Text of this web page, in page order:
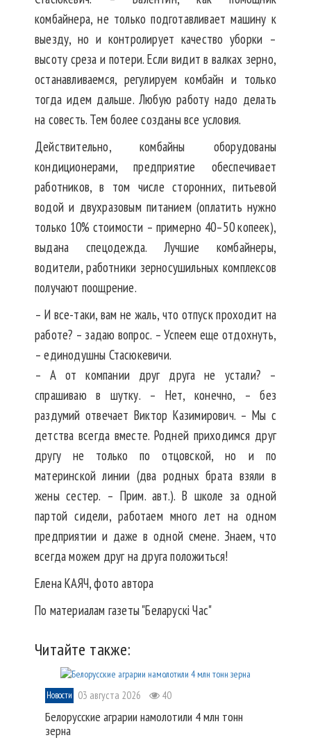
комбайнера, не только подготавливает машину к
выезду, но и контролирует качество уборки –
высоту среза и потери. Если видит в валках зерно,
останавливаемся, регулируем комбайн и только
тогда идем дальше. Любую работу надо делать
на совесть. Тем более созданы все условия.
Действительно, комбайны оборудованы
кондиционерами, предприятие обеспечивает
работников, в том числе сторонних, питьевой
водой и двухразовым питанием (оплатить нужно
только 10% стоимости – примерно 40–50 копеек),
выдана спецодежда. Лучшие комбайнеры,
водители, работники зерносушильных комплексов
получают поощрение.
– И все-таки, вам не жаль, что отпуск проходит на
работе? – задаю вопрос. – Успеем еще отдохнуть,
– единодушны Стасюкевичи.
– А от компании друг друга не устали? –
спрашиваю в шутку. – Нет, конечно, – без
раздумий отвечает Виктор Казимирович. – Мы с
детства всегда вместе. Родней приходимся друг
другу не только по отцовской, но и по
материнской линии (два родных брата взяли в
жены сестер. – Прим. авт.). В школе за одной
партой сидели, работаем много лет на одном
предприятии и даже в одной смене. Знаем, что
всегда можем друг на друга положиться!
Елена КАЯЧ,фото автора
По материалам газеты "Беларускі Час"
Читайте также:
Новости 03 августа 2026 40
Белорусские аграрии намолотили 4 млн тонн
зерна